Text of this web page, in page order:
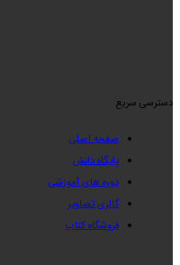
دسترسی سریع
صفحه اصلی
پایگاه دانش
دوره های آموزشی
گالری تصاویر
فروشگاه کتاب